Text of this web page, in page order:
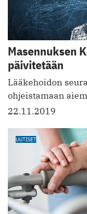
Masennuksen
päivitetään
Lääkehoidon
ohjeistamaan
22.11.2019
UUTISET